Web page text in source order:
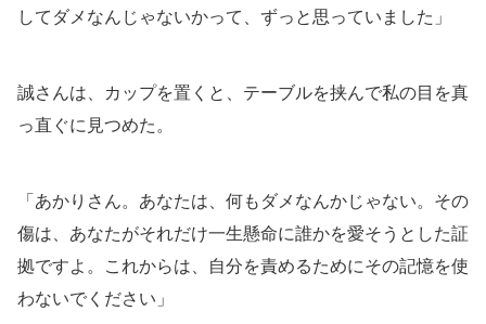
してダメなんじゃないかって、ずっと思っていました」
誠さんは、カップを置くと、テーブルを挟んで私の目を真
っ直ぐに見つめた。
「あかりさん。あなたは、何もダメなんかじゃない。その
傷は、あなたがそれだけ一生懸命に誰かを愛そうとした証
拠ですよ。これからは、自分を責めるためにその記憶を使
わないでください」